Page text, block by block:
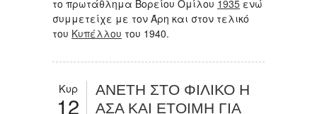
το πρωτάθλημα Βορείου Ομίλου 1935 ενώ
συμμετείχε με τον Άρη και στον τελικό
του Κυπέλλου του 1940.
Κυρ
12
ΑΝΕΤΗ ΣΤΟ ΦΙΛΙΚΟ Η
ΑΣΑ ΚΑΙ ΕΤΟΙΜΗ ΓΙΑ